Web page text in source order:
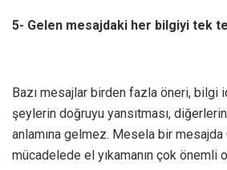
5- Gelen mesajdaki her bilgiyi tek
Bazı mesajlar birden fazla öneri, bilgi
şeylerin doğruyu yansıtması,
anlamına gelmez. Mesela bir mesajda
mücadelede el yıkamanın çok önemli